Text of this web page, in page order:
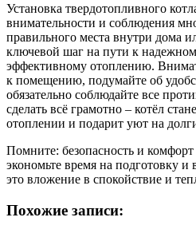
Установка твердотопливного
внимательности и соблюдения
правильного места внутри дома
ключевой шаг на пути к
эффективному отоплению.
к помещению, подумайте об
обязательно соблюдайте все
сделать всё грамотно – котёл
отоплении и подарит уют на
Помните: безопасность и
экономьте время на подготовку и
это вложение в спокойствие и
Похожие записи: